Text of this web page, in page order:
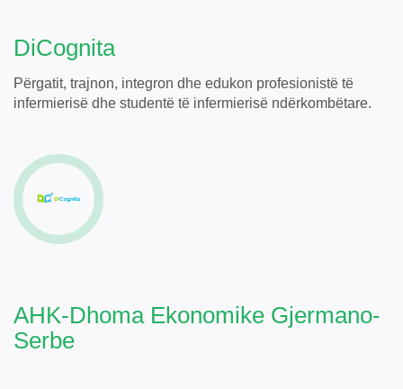
DiCognita
Përgatit, trajnon, integron dhe edukon profesionistë të
infermierisë dhe studentë të infermierisë ndërkombëtare.
AHK-Dhoma Ekonomike Gjermano-
Serbe